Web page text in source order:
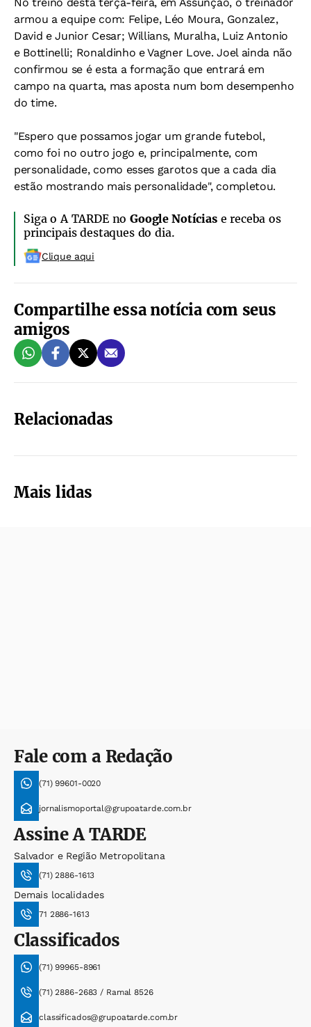
armou a equipe com: Felipe, Léo Moura, Gonzalez,
David e Junior Cesar; Willians, Muralha, Luiz Antonio
e Bottinelli; Ronaldinho e Vagner Love. Joel ainda não
confirmou se é esta a formação que entrará em
campo na quarta, mas aposta num bom desempenho
do time.
"Espero que possamos jogar um grande futebol,
como foi no outro jogo e, principalmente, com
personalidade, como esses garotos que a cada dia
estão mostrando mais personalidade", completou.
Siga o A TARDE noGoogle Notíciase receba os
principais destaques do dia.
Clique aqui
Compartilhe essa notícia com seus
amigos
Relacionadas
Mais lidas
Fale com a Redação
(71) 99601-0020
jornalismoportal@grupoatarde.com.br
AssineA TARDE
Salvador e Região Metropolitana
(71) 2886-1613
Demais localidades
71 2886-1613
Classificados
(71) 99965-8961
(71) 2886-2683 / Ramal 8526
classificados@grupoatarde.com.br